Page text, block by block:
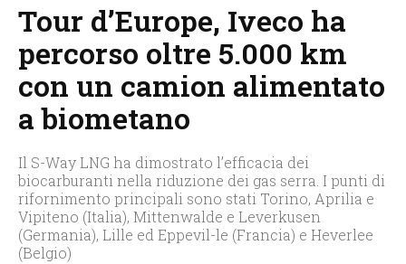
Tour d’Europe, Iveco ha
percorso oltre 5.000 km
con un camion alimentato
a biometano
Il S-Way LNG ha dimostrato l’efficacia dei
biocarburanti nella riduzione dei gas serra. I punti di
rifornimento principali sono stati Torino, Aprilia e
Vipiteno (Italia), Mittenwalde e Leverkusen
(Germania), Lille ed Eppevil-le (Francia) e Heverlee
(Belgio)